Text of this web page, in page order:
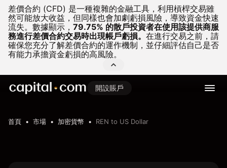
差價合約 (CFD) 是一種複雜的金融工具，利用槓桿交易雖
然可能放大收益，但同樣也會加劇虧損風險，導致資金快速
流失。 數據顯示， 79.75% 的散戶投資者在使用該提供商服
務進行差價合約交易時出現帳戶虧損。 在進行交易之前，請
確保您充分了解差價合約的運作機制，並仔細評估自己是否
有能力承擔資金虧損的高風險。
開設賬戶
首頁 市場 加密貨幣 REN to US Dollar